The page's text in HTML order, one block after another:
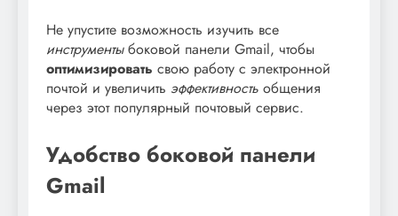
Не упустите возможность изучить все
инструментыбоковой панели Gmail, чтобы
оптимизировать свою работу с электронной
почтой и увеличить эффективность общения
через этот популярный почтовый сервис.
Удобство боковой панели
Gmail